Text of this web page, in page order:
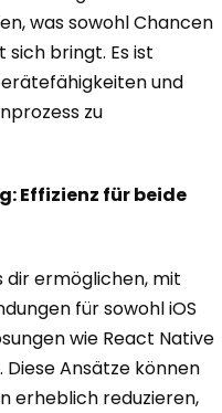
was sowohl Chancen
bringt. Es ist
und
zu
Effizienz für beide
dir ermöglichen, mit
für sowohl iOS
wie React Native
Ansätze können
erheblich reduzieren,